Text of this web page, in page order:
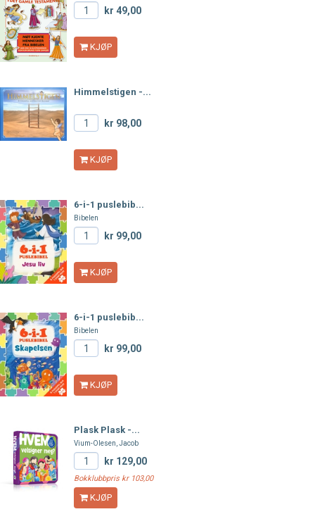
kr 49,00
KJØP
Himmelstigen -...
kr 98,00
KJØP
6-i-1 puslebib...
Bibelen
kr 99,00
KJØP
6-i-1 puslebib...
Bibelen
kr 99,00
KJØP
Plask Plask -...
Vium-Olesen, Jacob
kr 129,00
Bokklubbpris kr 103,00
KJØP